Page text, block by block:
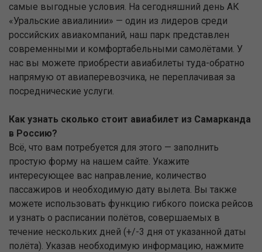
самые выгодные условия. На сегодняшний день АК
«Уральские авиалинии» — один из лидеров среди
российских авиакомпаний, наш парк представлен
современными и комфортабельными самолётами. У
нас вы можете приобрести авиабилеты туда-обратно
напрямую от авиаперевозчика, не переплачивая за
посреднические услуги.
Как узнать сколько стоит авиабилет из Самарканда
в Россию?
Всё, что вам потребуется для этого — заполнить
простую форму на нашем сайте. Укажите
интересующее вас направление, количество
пассажиров и необходимую дату вылета. Вы также
можете использовать функцию гибкого поиска рейсов
и узнать о расписании полётов, совершаемых в
течение нескольких дней (+/-3 дня от указанной даты
полёта). Указав необходимую информацию, нажмите